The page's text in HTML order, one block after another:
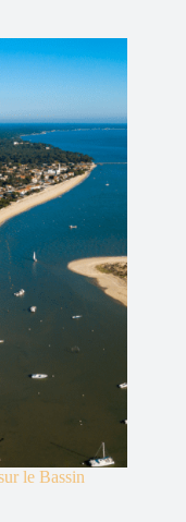
le Bassin